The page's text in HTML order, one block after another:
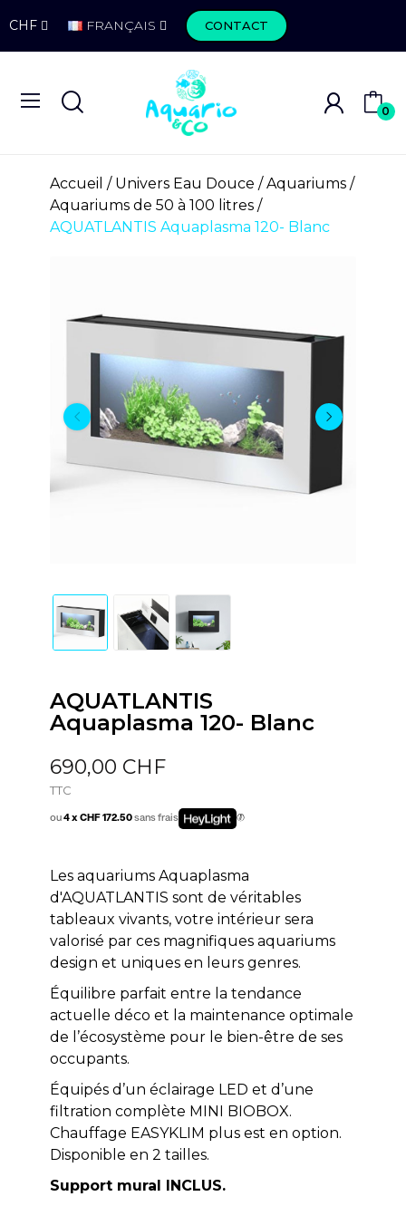
CHF FRANÇAIS CONTACT
0
Accueil Univers Eau Douce
Aquariums
Aquariums de 50 à 100 litres
AQUATLANTIS Aquaplasma 120- Blanc
AQUATLANTIS
Aquaplasma 120- Blanc
690,00 CHF
TTC
ou4 x CHF 172.50sans frais
Les aquariums Aquaplasma
d'AQUATLANTIS sont de véritables
tableaux vivants, votre intérieur sera
valorisé par ces magnifiques aquariums
design et uniques en leurs genres.
Équilibre parfait entre la tendance
actuelle déco et la maintenance optimale
de l’écosystème pour le bien-être de ses
occupants.
Équipés d’un éclairage LED et d’une
filtration complète MINI BIOBOX.
Chauffage EASYKLIM plus est en option.
Disponible en 2 tailles.
Support mural INCLUS.